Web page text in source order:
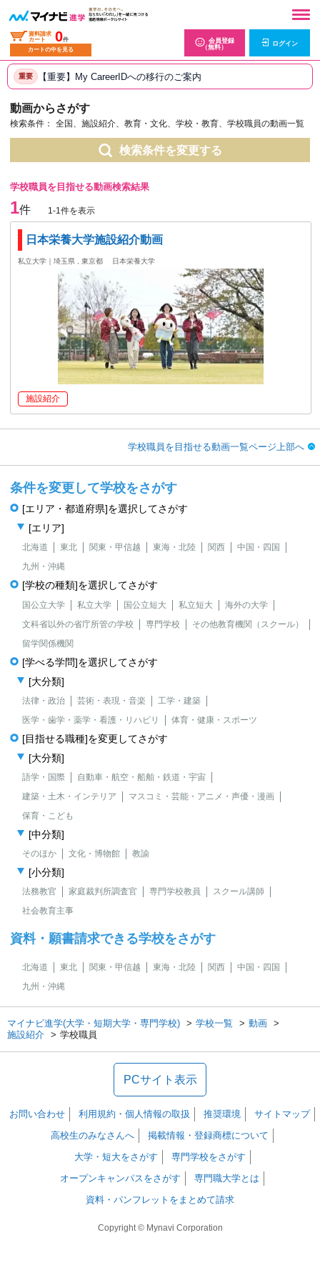
資料請求
カート
0件
カートの中を見る
会員登録
（無料）
ログイン
重要 【重要】My CareerIDへの移行のご案内
動画からさがす
検索条件： 全国、施設紹介、教育・文化、学校・教育、学校職員の動画一覧
検索条件を変更する
学校職員を目指せる動画検索結果
1件 1-1件を表示
日本栄養大学施設紹介動画
私立大学｜埼玉県 , 東京都 日本栄養大学
施設紹介
学校職員を目指せる動画一覧ページ上部へ
条件を変更して学校をさがす
[エリア・都道府県]を選択してさがす
[エリア]
北海道 東北 関東・甲信越 東海・北陸 関西
中国・四国
九州・沖縄
[学校の種類]を選択してさがす
国公立大学 私立大学 国公立短大 私立短大
海外の大学
文科省以外の省庁所管の学校
専門学校
その他教育機関（スクール）
留学関係機関
[学べる学問]を選択してさがす
[大分類]
法律・政治 芸術・表現・音楽
工学・建築
医学・歯学・薬学・看護・リハビリ
体育・健康・スポーツ
[目指せる職種]を変更してさがす
[大分類]
語学・国際
自動車・航空・船舶・鉄道・宇宙
建築・土木・インテリア
マスコミ・芸能・アニメ・声優・漫画
保育・こども
[中分類]
そのほか 文化・博物館 教諭
[小分類]
法務教官 家庭裁判所調査官 専門学校教員
スクール講師
社会教育主事
資料・願書請求できる学校をさがす
北海道 東北 関東・甲信越 東海・北陸 関西
中国・四国
九州・沖縄
マイナビ進学(大学・短期大学・専門学校) 学校一覧
動画
施設紹介
学校職員
PCサイト表示
お問い合わせ 利用規約・個人情報の取扱 推奨環境
サイトマップ
高校生のみなさんへ
掲載情報・登録商標について
大学・短大をさがす
専門学校をさがす
オープンキャンパスをさがす
専門職大学とは
資料・パンフレットをまとめて請求
Copyright © Mynavi Corporation